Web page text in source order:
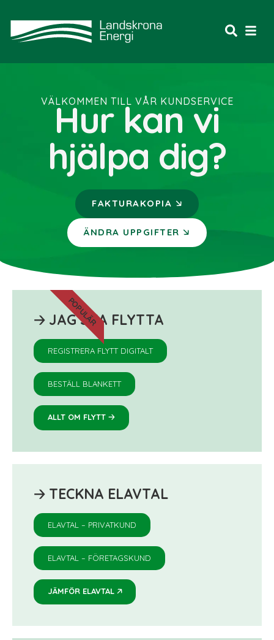
VÄLKOMMEN TILL VÅR KUNDSERVICE
Hur kan vi
hjälpa dig?
FAKTURAKOPIA 🡦
ÄNDRA UPPGIFTER 🡦
🡢 JAG SKA FLYTTA
REGISTRERA FLYTT DIGITALT
BESTÄLL BLANKETT
ALLT OM FLYTT 🡢
POPULÄR
🡢 TECKNA ELAVTAL
ELAVTAL – PRIVATKUND
ELAVTAL – FÖRETAGSKUND
JÄMFÖR ELAVTAL 🡥